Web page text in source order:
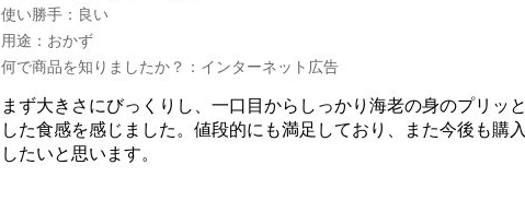
使い勝手 ： 良い
用途 ： おかず
何で商品を知りましたか？ ： インターネット広告
まず大きさにびっくりし、一口目からしっかり海老の身のプリッと
した食感を感じました。値段的にも満足しており、また今後も購入
したいと思います。